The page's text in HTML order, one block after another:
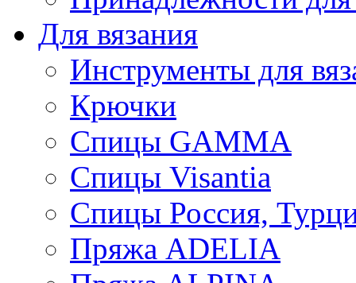
Для вязания
Инструменты для
Крючки
Спицы GAMMA
Спицы Visantia
Спицы Россия,
Пряжа ADELIA